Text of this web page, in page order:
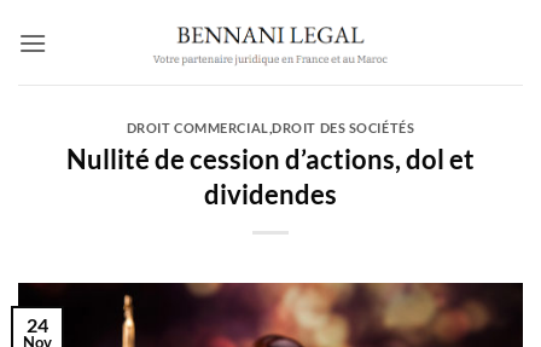
DROIT COMMERCIAL ,DROIT DES SOCIÉTÉS
Nullité de cession d’actions, dol et
dividendes
24
Nov